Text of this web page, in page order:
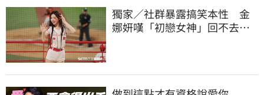
獨家／社群暴露搞笑本性 金
娜妍嘆「初戀女神」回不去！